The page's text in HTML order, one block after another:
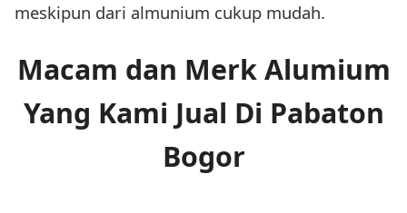
meskipun dari almunium cukup mudah.
Macam dan Merk Alumium
Yang Kami Jual Di Pabaton
Bogor